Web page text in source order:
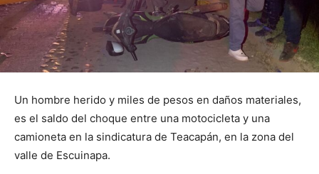
Un hombre herido y miles de pesos en daños materiales,
es el saldo del choque entre una motocicleta y una
camioneta en la sindicatura de Teacapán, en la zona del
valle de Escuinapa.